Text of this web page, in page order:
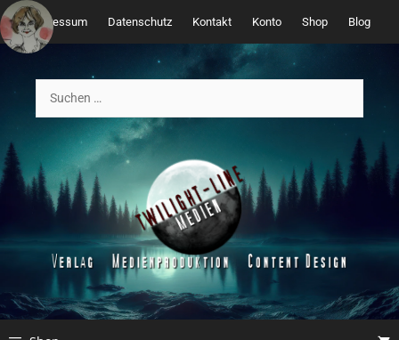
Zum
Inhalt
springen
Impressum Datenschutz Kontakt Konto Shop Blog
nach: